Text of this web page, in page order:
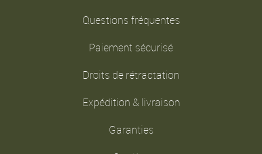
Questions fréquentes
Paiement sécurisé
Droits de rétractation
Expédition & livraison
Garanties